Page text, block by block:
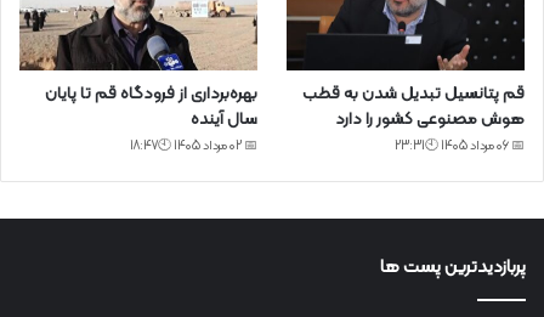
قم پتانسیل تبدیل شدن به قطب
هوش مصنوعی کشور را دارد
📅 06 مرداد 1405 🕙23:31
بهره‌برداری از فرودگاه قم تا پایان
سال آینده
📅 02 مرداد 1405 🕙18:47
پربازدیدترین پست ها